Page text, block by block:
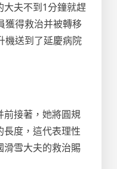
大夫不到1分鐘就趕
獲得救治并被轉移
機送到了延慶病院
前接著，她將圓規
度，這代表理性
滑雪大夫的救治賜